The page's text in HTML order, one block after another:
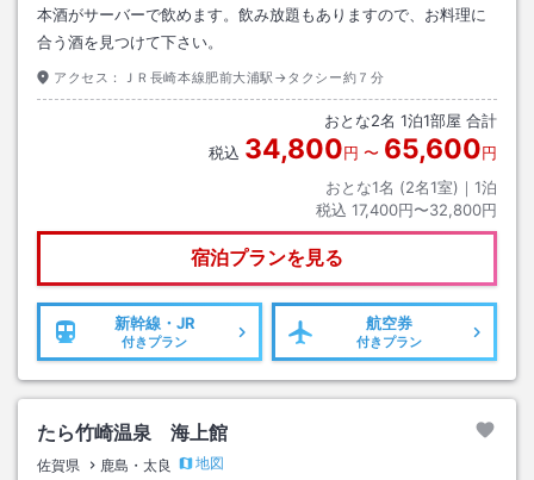
本酒がサーバーで飲めます。飲み放題もありますので、お料理に
合う酒を見つけて下さい。
アクセス： ＪＲ長崎本線肥前大浦駅→タクシー約７分
おとな2名 1泊1部屋 合計
税込 34,800円 〜 65,600円
おとな1名 (2名1室)｜ 1泊
税込 17,400円〜32,800円
宿泊プランを見る
新幹線・JR
付きプラン
航空券
付きプラン
たら竹崎温泉 海上館
佐賀県 鹿島・太良 地図